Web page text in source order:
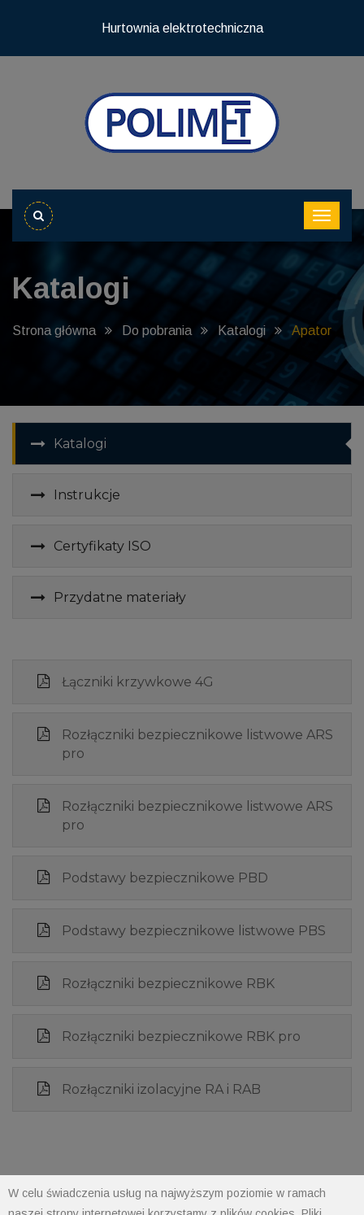
W celu świadczenia usług na najwyższym poziomie w ramach
Hurtownia elektrotechniczna
Katalogi
Strona główna Do pobrania Katalogi Apator
Katalogi
Instrukcje
Certyfikaty ISO
Przydatne materiały
Łączniki krzywkowe 4G
Rozłączniki bezpiecznikowe listwowe ARS
pro
Rozłączniki bezpiecznikowe listwowe ARS
pro
Podstawy bezpiecznikowe PBD
Podstawy bezpiecznikowe listwowe PBS
Rozłączniki bezpiecznikowe RBK
Rozłączniki bezpiecznikowe RBK pro
Rozłączniki izolacyjne RA i RAB